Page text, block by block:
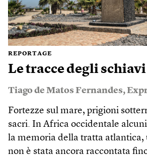
REPORTAGE
Le tracce degli schiavi
Tiago de Matos Fernandes,
Fortezze sul mare, prigioni
sacri. In Africa occidentale
la memoria della tratta atlantica,
non è stata ancora raccontata